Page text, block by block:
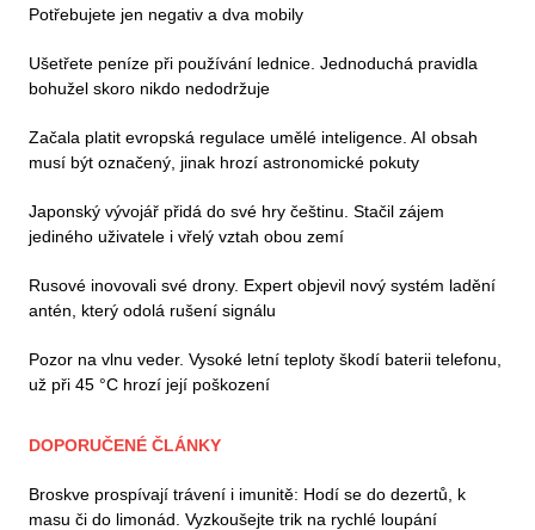
Potřebujete jen negativ a dva mobily
Ušetřete peníze při používání lednice. Jednoduchá pravidla
bohužel skoro nikdo nedodržuje
Začala platit evropská regulace umělé inteligence. AI obsah
musí být označený, jinak hrozí astronomické pokuty
Japonský vývojář přidá do své hry češtinu. Stačil zájem
jediného uživatele i vřelý vztah obou zemí
Rusové inovovali své drony. Expert objevil nový systém ladění
antén, který odolá rušení signálu
Pozor na vlnu veder. Vysoké letní teploty škodí baterii telefonu,
už při 45 °C hrozí její poškození
DOPORUČENÉ ČLÁNKY
Broskve prospívají trávení i imunitě: Hodí se do dezertů, k
masu či do limonád. Vyzkoušejte trik na rychlé loupání